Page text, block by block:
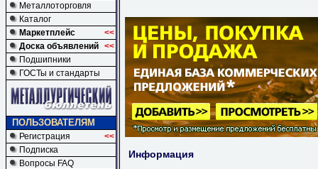
Металлоторговля
Каталог
Маркетплейс
<<
Доска объявлений <<
Подшипники
ГОСТы и стандарты
ПОЛЬЗОВАТЕЛЯМ
Регистрация
<<
Подписка
Вопросы FAQ
Информация